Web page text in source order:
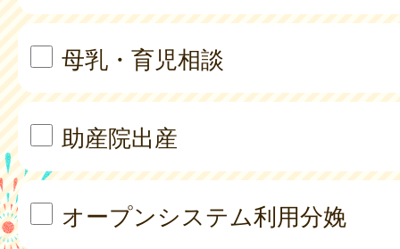
母乳・育児相談
助産院出産
オープンシステム利用分娩